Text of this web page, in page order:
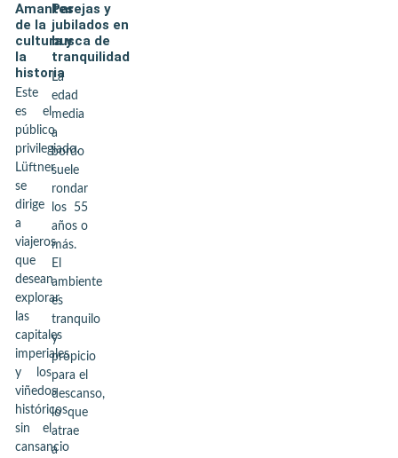
Amantes
de la
cultura y
la
historia
Este
es el
público
privilegiado.
Lüftner
se
dirige
a
viajeros
que
desean
explorar
las
capitales
imperiales
y los
viñedos
históricos
sin el
cansancio
Parejas y
jubilados en
busca de
tranquilidad
La
edad
media
a
bordo
suele
rondar
los 55
años o
más.
El
ambiente
es
tranquilo
y
propicio
para el
descanso,
lo que
atrae
a